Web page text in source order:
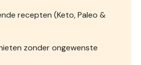
recepten (Keto, Paleo &
zonder ongewenste